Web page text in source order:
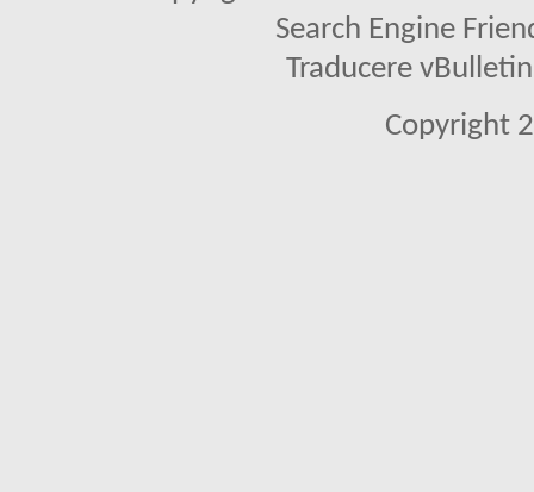
Search Engine
Traducere
Copyright